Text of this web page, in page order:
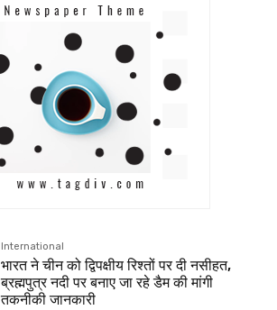
International
भारत ने चीन को द्विपक्षीय रिश्‍तों पर दी नसीहत,
ब्रह्मपुत्र नदी पर बनाए जा रहे डैम की मांगी
तकनीकी जानकारी